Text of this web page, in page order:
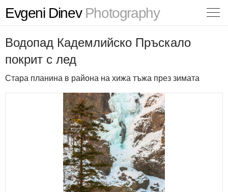
Evgeni DinevPhotography
Водопад Кадемлийско Пръскало
покрит с лед
Стара планина в района на хижа тъжа през зимата